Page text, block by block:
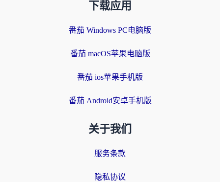
下载应用
番茄 Windows PC电脑版
番茄 macOS苹果电脑版
番茄 ios苹果手机版
番茄 Android安卓手机版
关于我们
服务条款
隐私协议